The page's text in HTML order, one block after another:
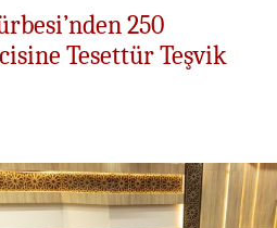
250
Tesettür Teşvik